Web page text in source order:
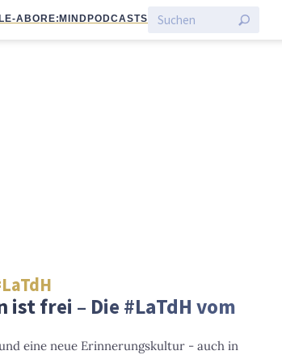
ABO RE:MIND PODCASTS
ist frei – Die #LaTdH vom
eine neue Erinnerungskultur - auch in